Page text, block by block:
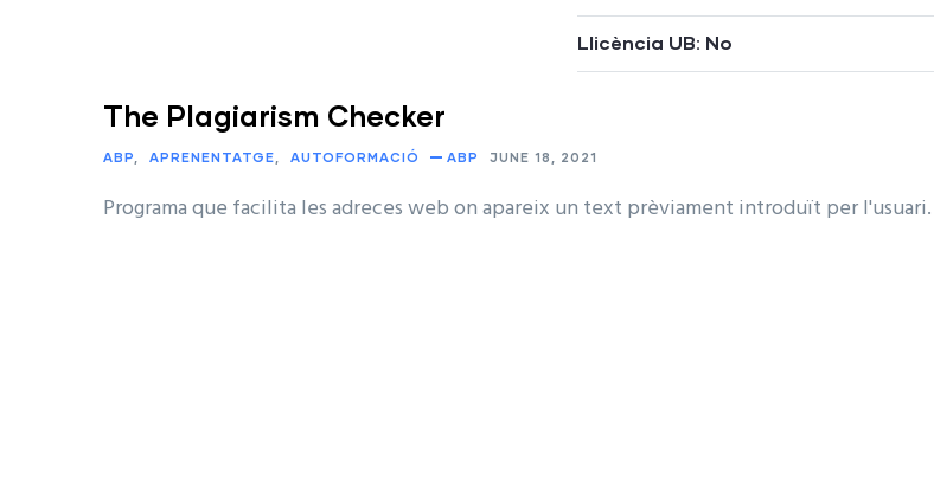
Llicència UB: No
The Plagiarism Checker
ABP APRENENTATGE AUTOFORMACIÓ ABP JUNE 18, 2021
Programa que facilita les adreces web on apareix un text prèviament introduït per l'usuari.